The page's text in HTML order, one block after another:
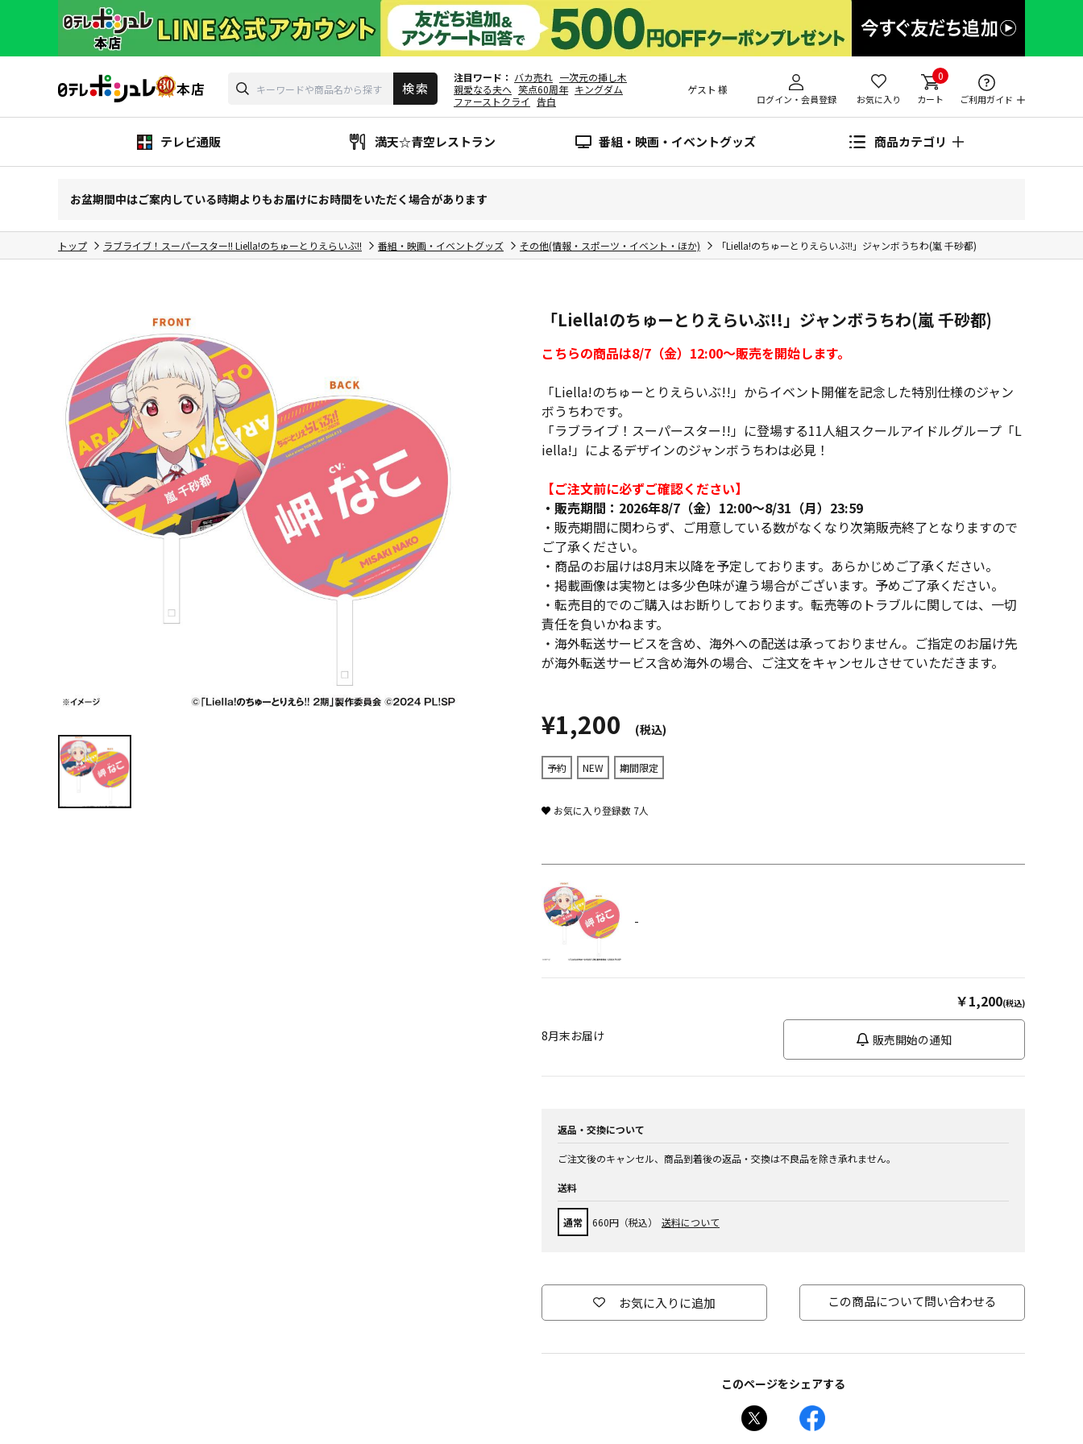
注目ワード バカ売れ 一次元の挿し木
親愛なる夫へ 笑点60周年 キングダム
ファーストクライ
告白
ゲスト 様
ログイン・会員登録 お気に入り
0
カート ご利用ガイド
テレビ通販 満天☆青空レストラン 番組・映画・イベントグッズ 商品カテゴリ
お盆期間中はご案内している時期よりもお届けにお時間をいただく場合があります
トップ ラブライブ！スーパースター!! Liella!のちゅーとりえらいぶ!! 番組・映画・イベントグッズ その他(情報・スポーツ・イベント・ほか) 「Liella!のちゅーとりえらいぶ!!」ジャンボうちわ(嵐 千砂都)
「Liella!のちゅーとりえらいぶ!!」ジャンボうちわ(嵐 千砂都)
こちらの商品は8/7（金）12:00～販売を開始します。
「Liella!のちゅーとりえらいぶ!!」からイベント開催を記念した特別仕様のジャン
ボうちわです。
「ラブライブ！スーパースター!!」に登場する11人組スクールアイドルグループ「L
iella!」によるデザインのジャンボうちわは必見！
【ご注文前に必ずご確認ください】
・販売期間：2026年8/7（金）12:00～8/31（月）23:59
・販売期間に関わらず、ご用意している数がなくなり次第販売終了となりますので
ご了承ください。
・商品のお届けは8月末以降を予定しております。あらかじめご了承ください。
・掲載画像は実物とは多少色味が違う場合がございます。予めご了承ください。
・転売目的でのご購入はお断りしております。転売等のトラブルに関しては、一切
責任を負いかねます。
・海外転送サービスを含め、海外への配送は承っておりません。ご指定のお届け先
が海外転送サービス含め海外の場合、ご注文をキャンセルさせていただきます。
¥1,200 (税込)
予約 NEW 期間限定
お気に入り登録数 7人
-
￥1,200(税込)
8月末お届け 販売開始の通知
返品・交換について
ご注文後のキャンセル、商品到着後の返品・交換は不良品を除き承れません。
送料
通常 660円（税込） 送料について
お気に入りに追加 この商品について問い合わせる
このページをシェアする